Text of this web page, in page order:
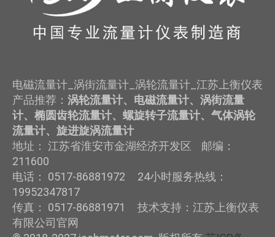
电磁流量计_涡街流量计_涡轮流量计_江苏上衡仪表
产品推荐： 涡轮流量计、电磁流量计、涡街流量
计、椭圆齿轮流量计、螺旋转子流量计、气体涡轮
流量计、旋进旋涡流量计
地址： 江苏省淮安市金湖经济开发区 邮编：
211600
电话： 0517-86881972 24小时服务热线：
19952347817
传真： 0517-86881971 技术支持：江苏上衡仪表
有限公司官网